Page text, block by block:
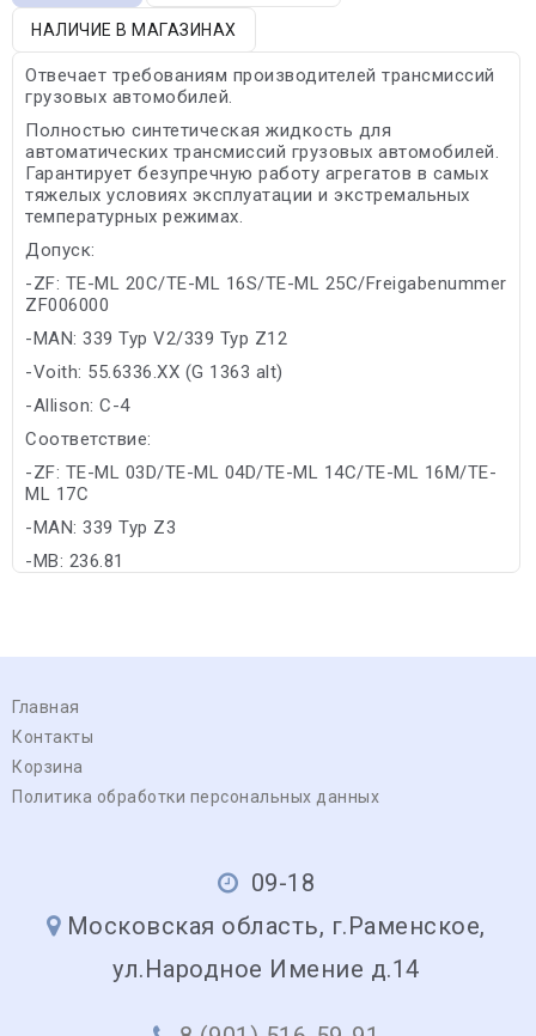
НАЛИЧИЕ В МАГАЗИНАХ
Отвечает требованиям производителей трансмиссий
грузовых автомобилей.
Полностью синтетическая жидкость для
автоматических трансмиссий грузовых автомобилей.
Гарантирует безупречную работу агрегатов в самых
тяжелых условиях эксплуатации и экстремальных
температурных режимах.
Допуск:
-ZF: TE-ML 20C/TE-ML 16S/TE-ML 25C/Freigabenummer
ZF006000
-MAN: 339 Typ V2/339 Typ Z12
-Voith: 55.6336.XX (G 1363 alt)
-Allison: C-4
Соответствие:
-ZF: TE-ML 03D/TE-ML 04D/TE-ML 14C/TE-ML 16M/TE-
ML 17C
-MAN: 339 Typ Z3
-MB: 236.81
Главная
Контакты
Корзина
Политика обработки персональных данных
09-18
Московская область, г.Раменское,
ул.Народное Имение д.14